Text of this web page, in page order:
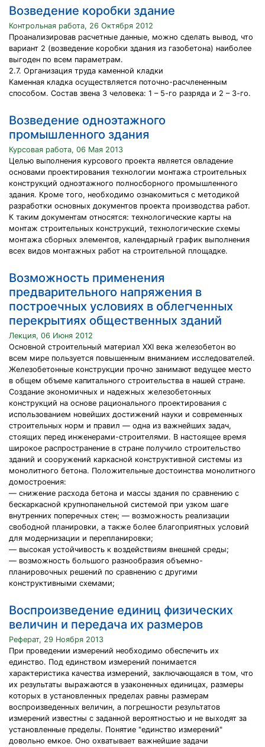
Возведение коробки здание
Контрольная работа, 26 Октября 2012
Проанализировав расчетные данные, можно сделать вывод, что
вариант 2 (возведение коробки здания из газобетона) наиболее
выгоден по всем параметрам.
2.7. Организация труда каменной кладки
Каменная кладка осуществляется поточно-расчлененным
способом. Состав звена 3 человека: 1 – 5-го разряда и 2 – 3-го.
Возведение одноэтажного
промышленного здания
Курсовая работа, 06 Мая 2013
Целью выполнения курсового проекта является овладение
основами проектирования технологии монтажа строительных
конструкций одноэтажного полносборного промышленного
здания. Кроме того, необходимо ознакомиться с методикой
разработки основных документов проекта производства работ.
К таким документам относятся: технологические карты на
монтаж строительных конструкций, технологические схемы
монтажа сборных элементов, календарный график выполнения
всех видов монтажных работ на строительной площадке.
Возможность применения
предварительного напряжения в
построечных условиях в облегченных
перекрытиях общественных зданий
Лекция, 06 Июня 2012
Основной строительный материал XXI века железобетон во
всем мире пользуется повышенным вниманием исследователей.
Железобетонные конструкции прочно занимают ведущее место
в общем объеме капитального строительства в нашей стране.
Создание экономичных и надежных железобетонных
конструкций на основе рационального проектирования с
использованием новейших достижений науки и современных
строительных норм и правил — одна из важнейших задач,
стоящих перед инженерами-строителями. В настоящее время
широкое распространение в стране получило строительство
зданий и сооружений каркасной конструктивной системы из
монолитного бетона. Положительные достоинства монолитного
домостроения:
— снижение расхода бетона и массы здания по сравнению с
бескаркасной крупнопанельной системой при узком шаге
внутренних поперечных стен; — возможность реализации
свободной планировки, а также более благоприятных условий
для модернизации и перепланировки;
— высокая устойчивость к воздействиям внешней среды;
— возможность большого разнообразия объемно-
планировочных решений по сравнению с другими
конструктивными схемами;
Воспроизведение единиц физических
величин и передача их размеров
Реферат, 29 Ноября 2013
При проведении измерений необходимо обеспечить их
единство. Под единством измерений понимается
характеристика качества измерений, заключающаяся в том, что
их результаты выражаются в узаконенных единицах, размеры
которых в установленных пределах равны размерам
воспроизведенных величин, а погрешности результатов
измерений известны с заданной вероятностью и не выходят за
установленные пределы. Понятие "единство измерений"
довольно емкое. Оно охватывает важнейшие задачи